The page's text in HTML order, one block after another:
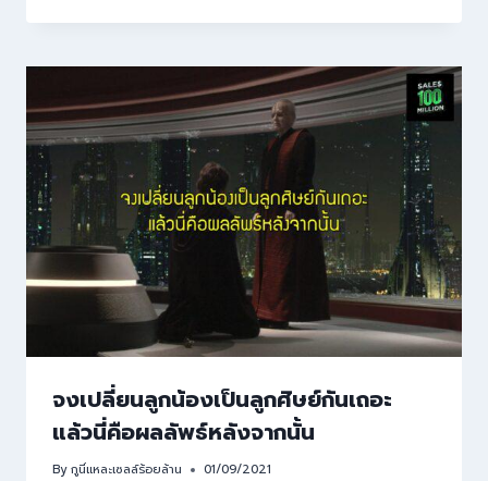
จงเปลี่ยนลูกน้องเป็นลูกศิษย์กันเถอะ
แล้วนี่คือผลลัพธ์หลังจากนั้น
Byกูนี่แหละเซลล์ร้อยล้าน 01/09/2021